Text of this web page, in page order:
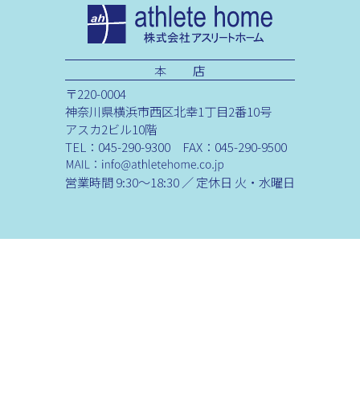
本 店
〒220-0004
神奈川県横浜市西区北幸1丁目2番10号
アスカ2ビル10階
TEL：045-290-9300 FAX：045-290-9500
営業時間 9:30～18:30 ／ 定休日 火・水曜日